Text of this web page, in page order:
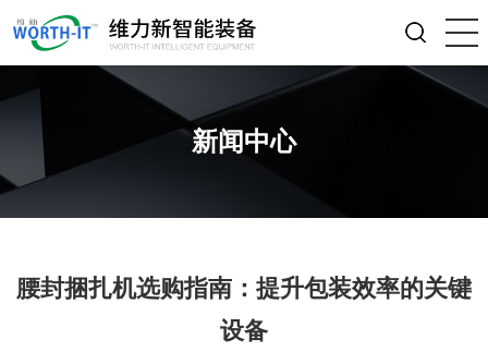
新闻中心
腰封捆扎机选购指南：提升包装效率的关键
设备